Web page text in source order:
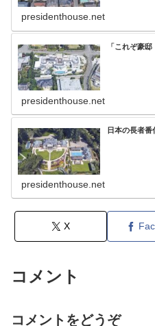
presidenthouse.net
「これぞ豪
presidenthouse.net
日本の長者番
presidenthouse.net
X
コメント
コメントをどうぞ